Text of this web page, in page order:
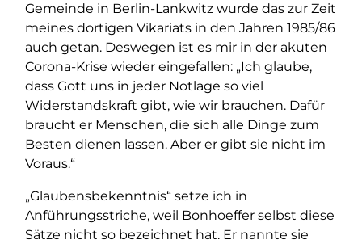
Gemeinde in Berlin-Lankwitz wurde das zur Zeit
meines dortigen Vikariats in den Jahren 1985/86
auch getan. Deswegen ist es mir in der akuten
Corona-Krise wieder eingefallen: „Ich glaube,
dass Gott uns in jeder Notlage so viel
Widerstandskraft gibt, wie wir brauchen. Dafür
braucht er Menschen, die sich alle Dinge zum
Besten dienen lassen. Aber er gibt sie nicht im
Voraus.“
„Glaubensbekenntnis“ setze ich in
Anführungsstriche, weil Bonhoeffer selbst diese
Sätze nicht so bezeichnet hat. Er nannte sie